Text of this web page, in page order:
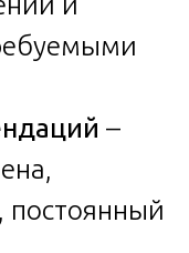
–
постоянный